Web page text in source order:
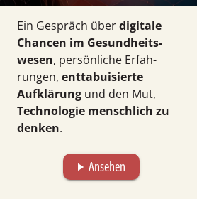
Ein Gespräch überdigitale
Chancen im Gesund­heits­
wesen, persön­liche Erfah­
rungen, enttabuisierte
Aufklärung und den Mut,
Technologie mensch­lich zu
denken.
play_arrow Ansehen